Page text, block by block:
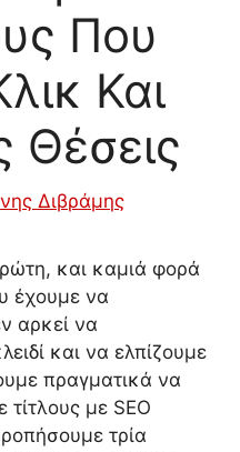
Που
Και
Θέσεις
Διβράμης
και καμιά φορά
έχουμε να
αρκεί να
και να ελπίζουμε
πραγματικά να
με SEO
τρία